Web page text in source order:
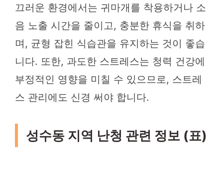
끄러운 환경에서는 귀마개를 착용하거나 소
음 노출 시간을 줄이고, 충분한 휴식을 취하
며, 균형 잡힌 식습관을 유지하는 것이 좋습
니다. 또한, 과도한 스트레스는 청력 건강에
부정적인 영향을 미칠 수 있으므로, 스트레
스 관리에도 신경 써야 합니다.
성수동 지역 난청 관련 정보 (표)